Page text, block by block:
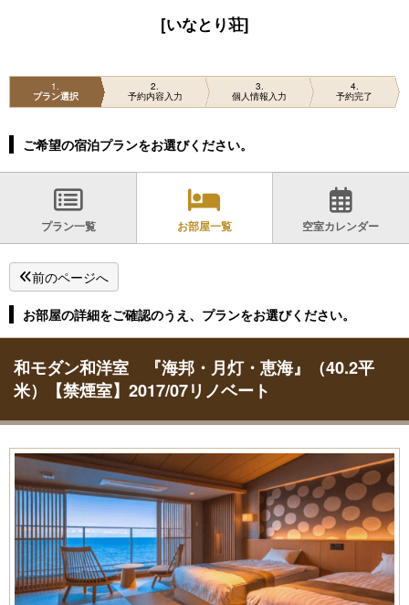
[いなとり荘]
1
プラン選択
2
予約内容入力
3
個人情報入力
4
予約完了
ご希望の宿泊プランをお選びください。
プラン一覧 お部屋一覧 空室カレンダー
前のページへ
お部屋の詳細をご確認のうえ、プランをお選びください。
和モダン和洋室 『海邦・月灯・恵海』（40.2平
米）【禁煙室】2017/07リノベート